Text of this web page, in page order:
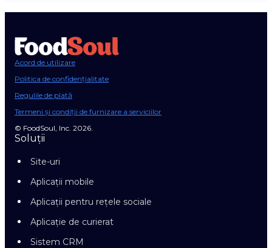
Acord de utilizare
Politica de confidențialitate
Regulile de plată
Termeni și condiții de furnizare a serviciilor
© FoodSoul, Inc. 2026.
Soluții
Site-uri
Aplicații mobile
Aplicații pentru rețele sociale
Aplicație de curierat
Sistem CRM